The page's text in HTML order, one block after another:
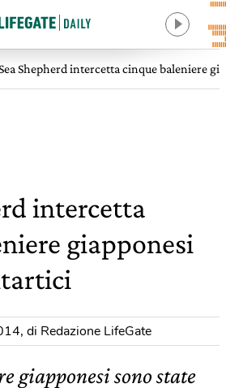
Shepherd intercetta cinque baleniere
intercetta
giapponesi
, di Redazione LifeGate
giapponesi sono state